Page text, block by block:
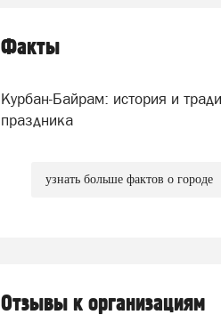
Новости на Вести.ru
Факты
Курбан-Байрам: история и
праздника
узнать больше фактов о городе
Отзывы к организациям